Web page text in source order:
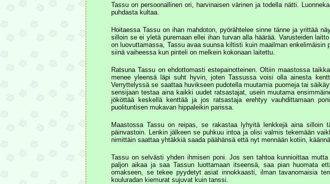
Tassu on persoonallinen ori, harvinaisen värinen ja todella nätti.
puhdasta kultaa.
Hoitaessa Tassu on ihan mahdoton, pyörähtelee sinne tänne ja yrittää
silloin se ei yletä puremaan ellei ihan turvan alla häärää. Varusteiden
on luovuttamassa, Tassu avaa suunsa kiltisti kuin maailman
siinä vaiheessa kun pinteli on melkein kokonaan laitettu.
Ratsuna Tassu on ehdottomasti estepainotteinen. Oltiin maastossa
menee yleensä läpi suht hyvin, joten Tassussa voisi olla ainesta
Verryttelyssä se saattaa huvikseen pudotella muutamia puomeja tai
sensijaan testaa aina kaikki uudet ratsastajat, usein muutama
jököttää keskellä kenttää ja jos ratsastaja erehtyy vauhdittamaan
puolituntisen mukavan hippaleikin parissa.
Maastossa Tassu on reipas, se rakastaa lyhyitä lenkkejä aina silloin
päinvastoin. Lenkin jälkeen se puhkuu intoa ja olisi valmis tekemään
nimittäin saattaa yhtäkkiä saada päähänsä että nyt mennään kotiin,
Tassu on selvästi yhden ihmisen poni. Jos sen tahtoa kunnioittaa
paljon aikaa ja saa Tassun luottamaan itseensä, saa pian huomata
omakseen, se tekee pyydetyt asiat innokkaasti, ilman tavanomaisia
kouluradan kiemurat sujuvat kuin tanssi.